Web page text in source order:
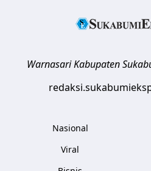
Warnasari Kabupaten
Nasional
Viral